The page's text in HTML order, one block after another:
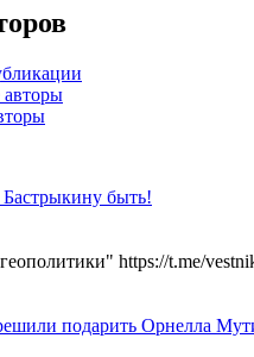
быть!
https://t.me/
подарить Орнелла